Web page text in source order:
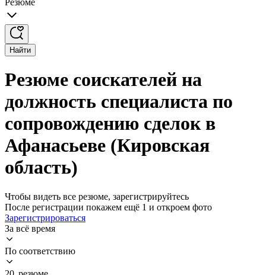
Резюме
Найти
Резюме соискателей на
должность специалиста по
сопровождению сделок в
Афанасьеве (Кировская
область)
Чтобы видеть все резюме, зарегистрируйтесь
После регистрации покажем ещё 1 и откроем фото
Зарегистрироваться
За всё время
По соответствию